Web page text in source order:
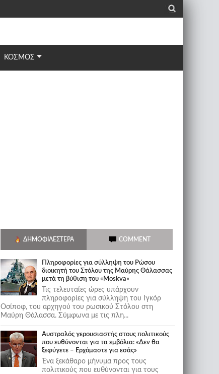
_
ΚΟΣΜΟΣ
ΔΗΜΟΦΙΛΈΣΤΕΡΑ COMMENT
Πληροφορίες για σύλληψη του Ρώσου
διοικητή του Στόλου της Mαύρης Θάλασσας
μετά τη βύθιση του «Moskva»
Τις τελευταίες ώρες υπάρχουν
πληροφορίες για σύλληψη του Ιγκόρ
Οσίποφ, του αρχηγού του ρωσικού Στόλου στη
Μαύρη Θάλασσα. Σύμφωνα με τις πλη...
Αυστραλός γερουσιαστής στους πολιτικούς
που ευθύνονται για τα εμβόλια: «Δεν θα
ξεφύγετε – Ερχόμαστε για εσάς»
Ένα ξεκάθαρο μήνυμα προς τους
πολιτικούς που ευθύνονται για τους